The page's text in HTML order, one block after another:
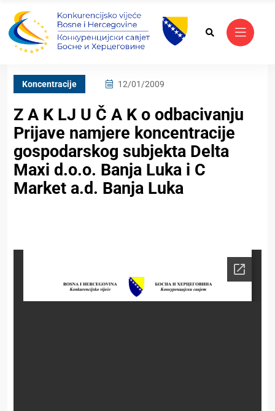
Koncentracije 12/01/2009
Z A K LJ U Č A K o odbacivanju
Prijave namjere koncentracije
gospodarskog subjekta Delta
Maxi d.o.o. Banja Luka i C
Market a.d. Banja Luka